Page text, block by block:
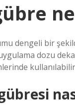
dengeli bir
dozu